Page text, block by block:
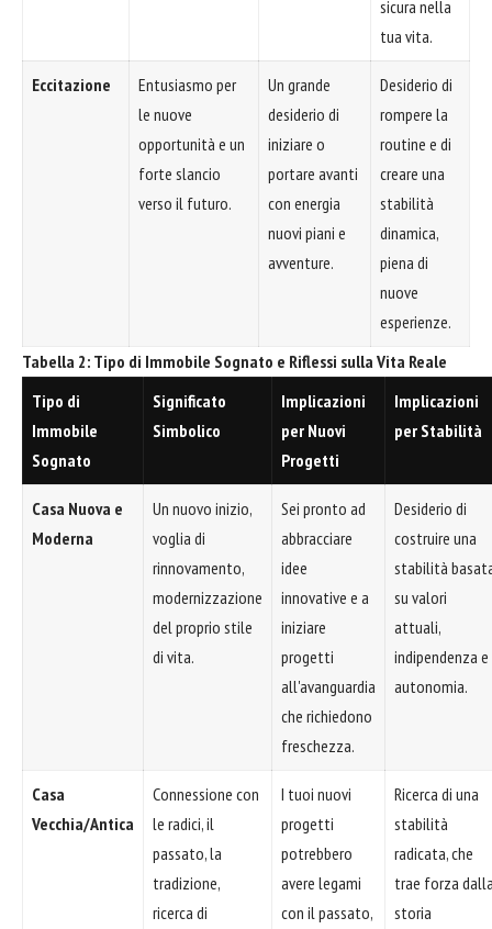
sicura nella
tua vita.
Eccitazione
Entusiasmo per
le nuove
opportunità e un
forte slancio
verso il futuro.
Un grande
desiderio di
iniziare o
portare avanti
con energia
nuovi piani e
avventure.
Desiderio di
rompere la
routine e di
creare una
stabilità
dinamica,
piena di
nuove
esperienze.
Tabella 2: Tipo di Immobile Sognato e Riflessi sulla Vita Reale
Tipo di
Immobile
Sognato
Significato
Simbolico
Implicazioni
per Nuovi
Progetti
Implicazioni
per Stabilità
Casa Nuova e
Moderna
Un nuovo inizio,
voglia di
rinnovamento,
modernizzazione
del proprio stile
di vita.
Sei pronto ad
abbracciare
idee
innovative e a
iniziare
progetti
all'avanguardia
che richiedono
freschezza.
Desiderio di
costruire una
stabilità
su valori
attuali,
indipendenza e
autonomia.
Casa
Vecchia/Antica
Connessione con
le radici, il
passato, la
tradizione,
ricerca di
I tuoi nuovi
progetti
potrebbero
avere legami
con il passato,
Ricerca di una
stabilità
radicata, che
trae forza
storia